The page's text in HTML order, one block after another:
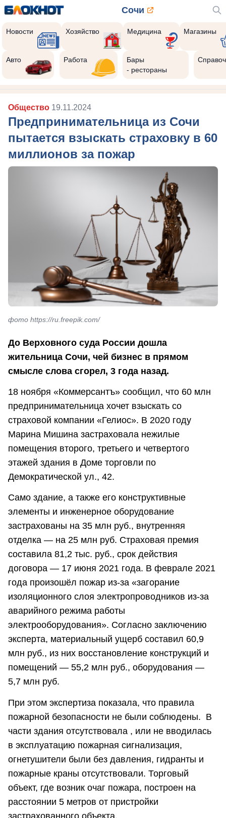
Сочи
Новости Хозяйство Медицина Магазины
Авто Работа
Бары
- рестораны
Общество 19.11.2024
Предпринимательница из Сочи
пытается взыскать страховку в 60
миллионов за пожар
фото https://ru.freepik.com/
До Верховного суда России дошла
жительница Сочи, чей бизнес в прямом
смысле слова сгорел, 3 года назад.
18 ноября «Коммерсантъ» сообщил, что 60 млн
предпринимательница хочет взыскать со
страховой компании «Гелиос». В 2020 году
Марина Мишина застраховала нежилые
помещения второго, третьего и четвертого
этажей здания в Доме торговли по
Демократической ул., 42.
Само здание, а также его конструктивные
элементы и инженерное оборудование
застрахованы на 35 млн руб., внутренняя
отделка — на 25 млн руб. Страховая премия
составила 81,2 тыс. руб., срок действия
договора — 17 июня 2021 года. В феврале 2021
года произошёл пожар из-за «загорание
изоляционного слоя электропроводников из-за
аварийного режима работы
электрооборудования». Согласно заключению
эксперта, материальный ущерб составил 60,9
млн руб., из них восстановление конструкций и
помещений — 55,2 млн руб., оборудования —
5,7 млн руб.
При этом экспертиза показала, что правила
пожарной безопасности не были соблюдены. В
части здания отсутствовала , или не вводилась
в эксплуатацию пожарная сигнализация,
огнетушители были без давления, гидранты и
пожарные краны отсутствовали. Торговый
объект, где возник очаг пожара, построен на
расстоянии 5 метров от пристройки
застрахованного объекта.